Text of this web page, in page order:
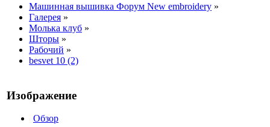
Машинная вышивка Форум New embroidery »
Галерея »
Молька клуб »
Шторы »
Рабочий »
besvet 10 (2)
Изображение
Обзор